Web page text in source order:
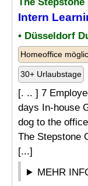
Intern
• Düsseldorf
Homeoffice
30+ Urlaubstage
[. .. ] 7
days In-house
dog to the
The Stepstone
[...]
MEHR